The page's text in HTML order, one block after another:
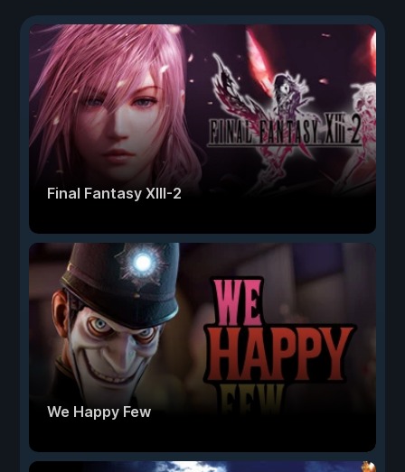
Final Fantasy XIII-2
We Happy Few